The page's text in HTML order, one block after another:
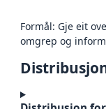
Formål: Gje eit
omgrep og